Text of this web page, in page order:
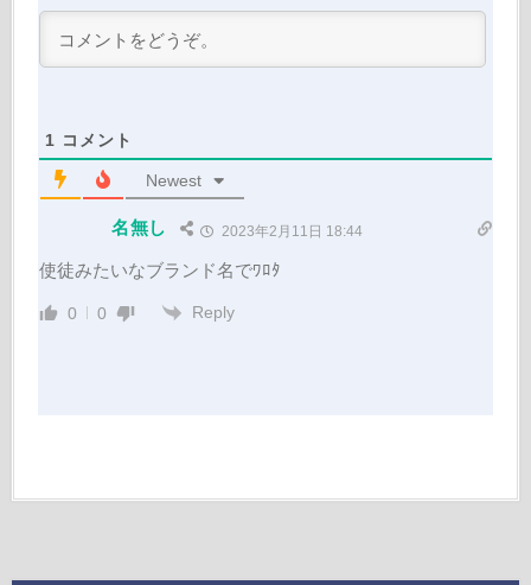
1 コメント
Newest
名無し 2023年2月11日 18:44
使徒みたいなブランド名でﾜﾛﾀ
0 0 Reply